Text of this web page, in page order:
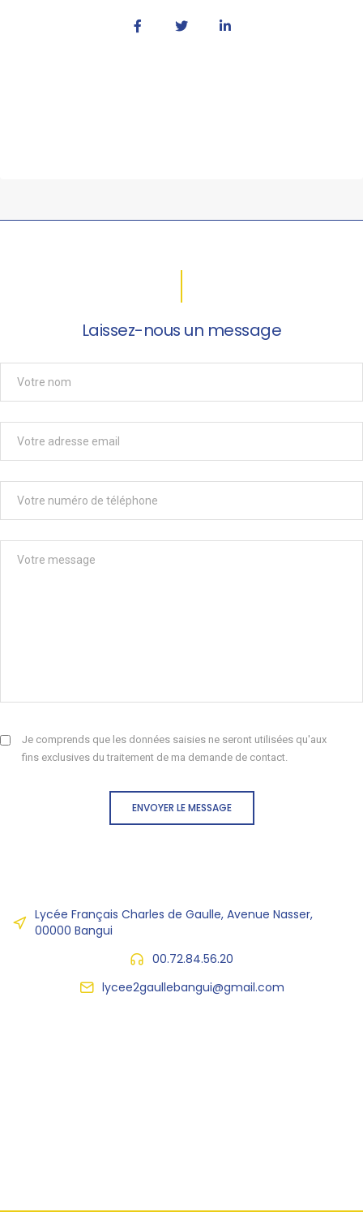
Laissez-nous un message
Je comprends que les données saisies ne seront utilisées qu'aux
fins exclusives du traitement de ma demande de contact.
ENVOYER LE MESSAGE
Lycée Français Charles de Gaulle, Avenue Nasser,
00000 Bangui
00.72.84.56.20
lycee2gaullebangui@gmail.com